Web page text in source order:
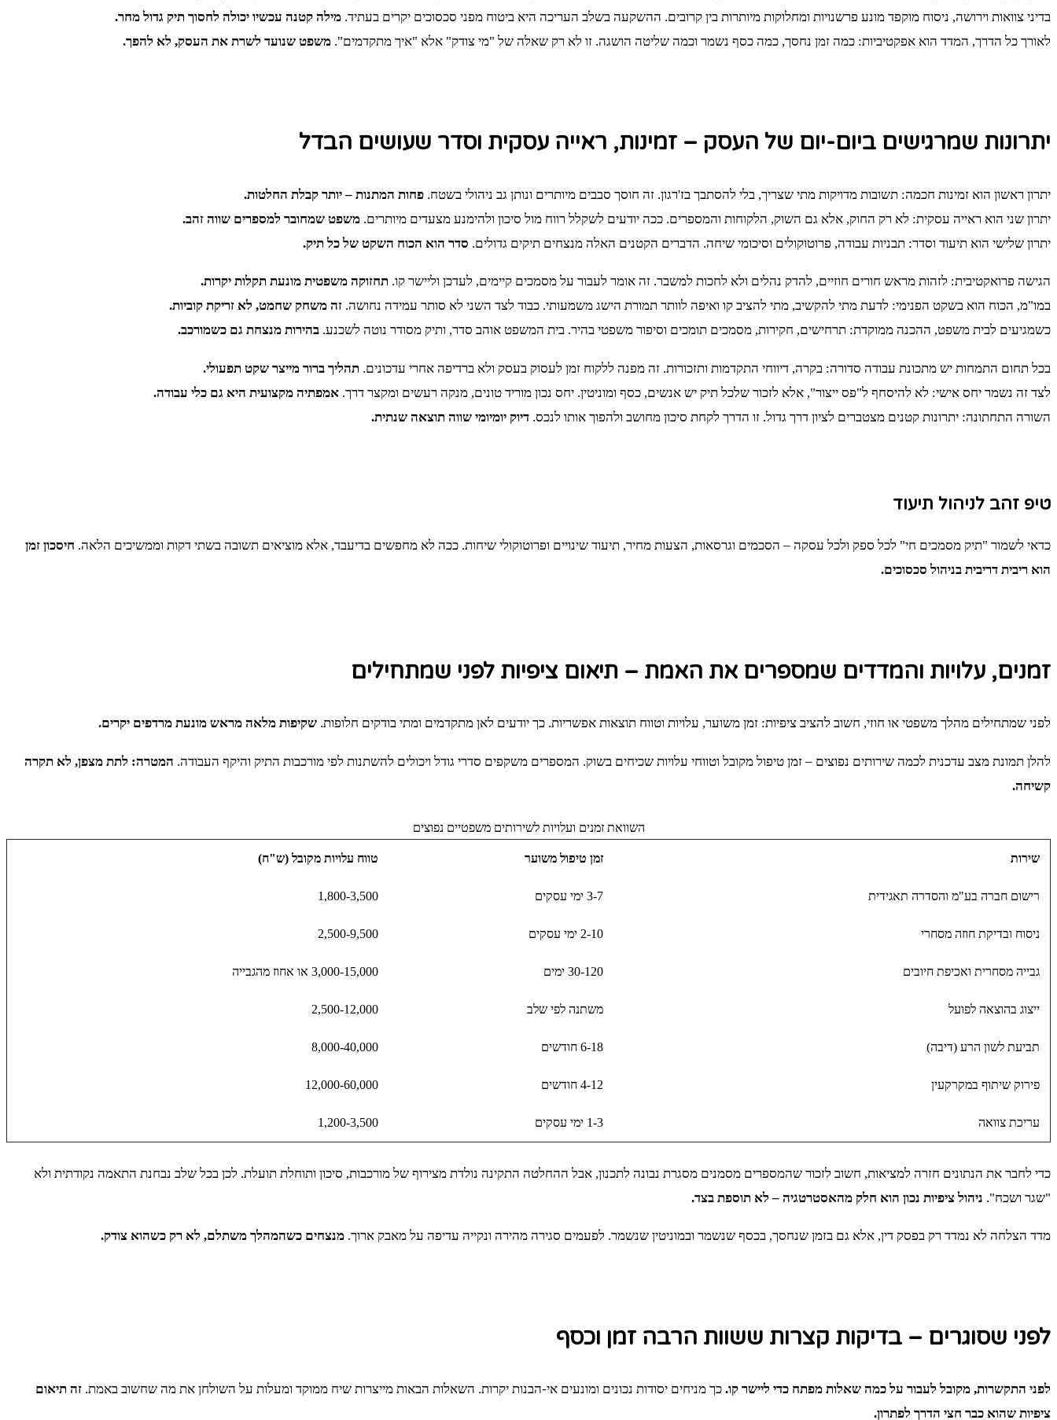
בדיני צוואות וירושה, ניסוח מוקפד מונע פרשנויות ומחלוקות מיותרות בין קרובים. ההשקעה בשלב העריכה היא ביטוח מפני סכסוכים יקרים בעתיד. מילה קטנה עכשיו יכולה לחסוך תיק גדול מחר.
לאורך כל הדרך, המדד הוא אפקטיביות: כמה זמן נחסך, כמה כסף נשמר וכמה שליטה הושגה. זו לא רק שאלה של "מי צודק" אלא "איך מתקדמים". משפט שנועד לשרת את העסק, לא להפך.
יתרונות שמרגישים ביום-יום של העסק – זמינות, ראייה עסקית וסדר שעושים הבדל
יתרון ראשון הוא זמינות חכמה: תשובות מדויקות מתי שצריך, בלי להסתבך בז'רגון. זה חוסך סבבים מיותרים ונותן גב ניהולי בשטח. פחות המתנות – יותר קבלת החלטות.
יתרון שני הוא ראייה עסקית: לא רק החוק, אלא גם השוק, הלקוחות והמספרים. ככה יודעים לשקלל רווח מול סיכון ולהימנע מצעדים מיותרים. משפט שמחובר למספרים שווה זהב.
יתרון שלישי הוא תיעוד וסדר: תבניות עבודה, פרוטוקולים וסיכומי שיחה. הדברים הקטנים האלה מנצחים תיקים גדולים. סדר הוא הכוח השקט של כל תיק.
הגישה פרואקטיבית: לזהות מראש חורים חוזיים, להדק נהלים ולא לחכות למשבר. זה אומר לעבור על מסמכים קיימים, לעדכן וליישר קו. תחזוקה משפטית מונעת תקלות יקרות.
במו"מ, הכוח הוא בשקט הפנימי: לדעת מתי להקשיב, מתי להציב קו ואיפה לוותר תמורת הישג משמעותי. כבוד לצד השני לא סותר עמידה נחושה. זה משחק שחמט, לא זריקת קוביות.
כשמגיעים לבית משפט, ההכנה ממוקדת: תרחישים, חקירות, מסמכים תומכים וסיפור משפטי בהיר. בית המשפט אוהב סדר, ותיק מסודר נוטה לשכנע. בהירות מנצחת גם כשמורכב.
בכל תחום התמחות יש מתכונת עבודה סדורה: בקרה, דיווחי התקדמות ותזכורות. זה מפנה ללקוח זמן לעסוק בעסק ולא ברדיפה אחרי עדכונים. תהליך ברור מייצר שקט תפעולי.
לצד זה נשמר יחס אישי: לא להיסחף ל"פס ייצור", אלא לזכור שלכל תיק יש אנשים, כסף ומוניטין. יחס נכון מוריד טונים, מנקה רעשים ומקצר דרך. אמפתיה מקצועית היא גם כלי עבודה.
השורה התחתונה: יתרונות קטנים מצטברים לציון דרך גדול. זו הדרך לקחת סיכון מחושב ולהפוך אותו לנכס. דיוק יומיומי שווה תוצאה שנתית.
טיפ זהב לניהול תיעוד
כדאי לשמור "תיק מסמכים חי" לכל ספק ולכל עסקה – הסכמים וגרסאות, הצעות מחיר, תיעוד שינויים ופרוטוקולי שיחות. ככה לא מחפשים בדיעבד, אלא מוציאים תשובה בשתי דקות וממשיכים הלאה. חיסכון זמן
הוא ריבית דריבית בניהול סכסוכים.
זמנים, עלויות והמדדים שמספרים את האמת – תיאום ציפיות לפני שמתחילים
לפני שמתחילים מהלך משפטי או חוזי, חשוב להציב ציפיות: זמן משוער, עלויות וטווח תוצאות אפשריות. כך יודעים לאן מתקדמים ומתי בודקים חלופות. שקיפות מלאה מראש מונעת מרדפים יקרים.
להלן תמונת מצב עדכנית לכמה שירותים נפוצים – זמן טיפול מקובל וטווחי עלויות שכיחים בשוק. המספרים משקפים סדרי גודל ויכולים להשתנות לפי מורכבות התיק והיקף העבודה. המטרה: לתת מצפן, לא תקרה
קשיחה.
השוואת זמנים ועלויות לשירותים משפטיים נפוצים
שירות זמן טיפול משוער טווח עלויות מקובל (ש"ח)
רישום חברה בע"מ והסדרה תאגידית 3-7 ימי עסקים 1,800-3,500
ניסוח ובדיקת חוזה מסחרי 2-10 ימי עסקים 2,500-9,500
גבייה מסחרית ואכיפת חיובים 30-120 ימים 3,000-15,000 או אחוז מהגבייה
ייצוג בהוצאה לפועל משתנה לפי שלב 2,500-12,000
תביעת לשון הרע (דיבה) 6-18 חודשים 8,000-40,000
פירוק שיתוף במקרקעין 4-12 חודשים 12,000-60,000
עריכת צוואה 1-3 ימי עסקים 1,200-3,500
כדי לחבר את הנתונים חזרה למציאות, חשוב לזכור שהמספרים מסמנים מסגרת נבונה לתכנון, אבל ההחלטה התקינה נולדת מצירוף של מורכבות, סיכון ותוחלת תועלת. לכן בכל שלב נבחנת התאמה נקודתית ולא
"שגר ושכח". ניהול ציפיות נכון הוא חלק מהאסטרטגיה – לא תוספת בצד.
מדד הצלחה לא נמדד רק בפסק דין, אלא גם בזמן שנחסך, בכסף שנשמר ובמוניטין שנשמר. לפעמים סגירה מהירה ונקייה עדיפה על מאבק ארוך. מנצחים כשהמהלך משתלם, לא רק כשהוא צודק.
לפני שסוגרים – בדיקות קצרות ששוות הרבה זמן וכסף
לפני התקשרות, מקובל לעבור על כמה שאלות מפתח כדי ליישר קו. כך מניחים יסודות נכונים ומונעים אי‑הבנות יקרות. השאלות הבאות מייצרות שיח ממוקד ומעלות על השולחן את מה שחשוב באמת. זה תיאום
ציפיות שהוא כבר חצי הדרך לפתרון.